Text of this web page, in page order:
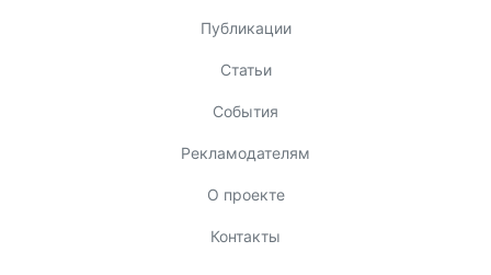
Публикации
Статьи
События
Рекламодателям
О проекте
Контакты